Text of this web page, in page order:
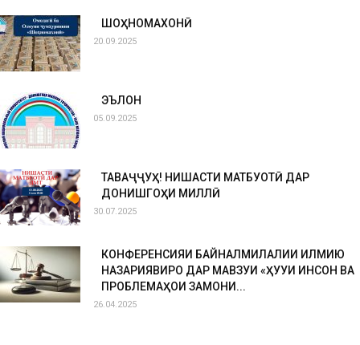
ШОҲНОМАХОНӢ
20.09.2025
ЭЪЛОН
05.09.2025
ТАВАҶҶУҲ! НИШАСТИ МАТБУОТӢ ДАР
ДОНИШГОҲИ МИЛЛӢ
30.07.2025
КОНФЕРЕНСИЯИ БАЙНАЛМИЛАЛИИ ИЛМИЮ
НАЗАРИЯВИРО ДАР МАВЗУИ «ҲУҚУҚИ ИНСОН ВА
ПРОБЛЕМАҲОИ ЗАМОНИ...
26.04.2025